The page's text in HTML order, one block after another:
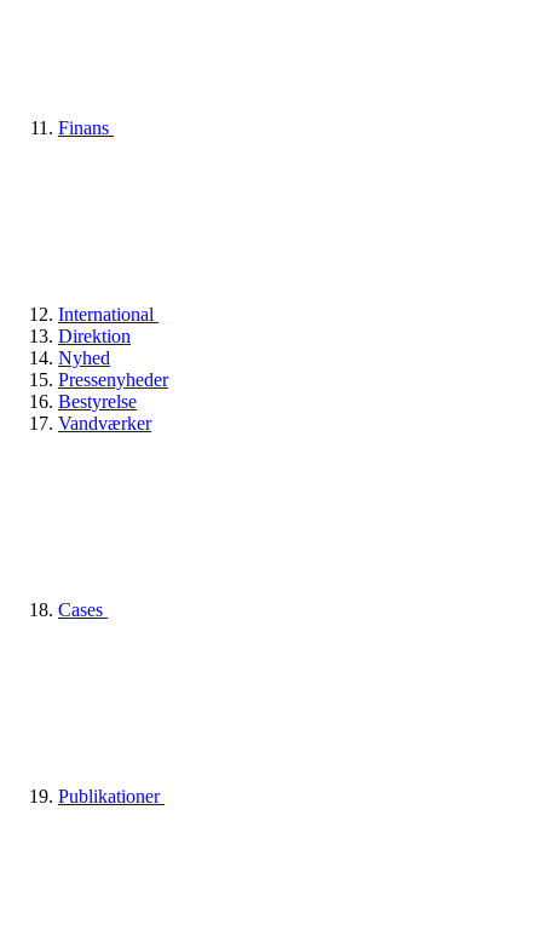
Finans
International
Direktion
Nyhed
Pressenyheder
Bestyrelse
Vandværker
Cases
Publikationer